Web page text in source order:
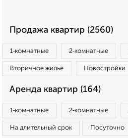
Продажа квартир (2560)
1‑комнатные 2‑комнатные
Вторичное жилье Новостройки
Аренда квартир (164)
1‑комнатные 2‑комнатные
На длительный срок Посуточно